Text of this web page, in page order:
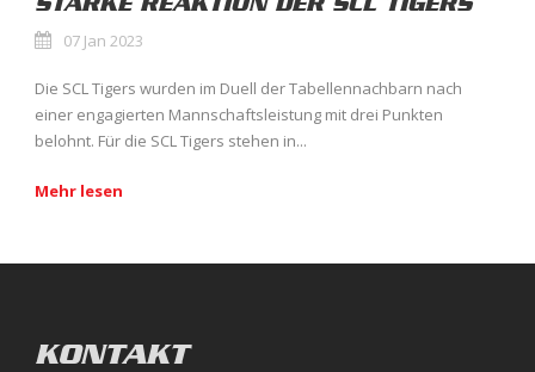
07 Jan 2023
Die SCL Tigers wurden im Duell der Tabellennachbarn nach
einer engagierten Mannschaftsleistung mit drei Punkten
belohnt. Für die SCL Tigers stehen in...
Mehr lesen
KONTAKT